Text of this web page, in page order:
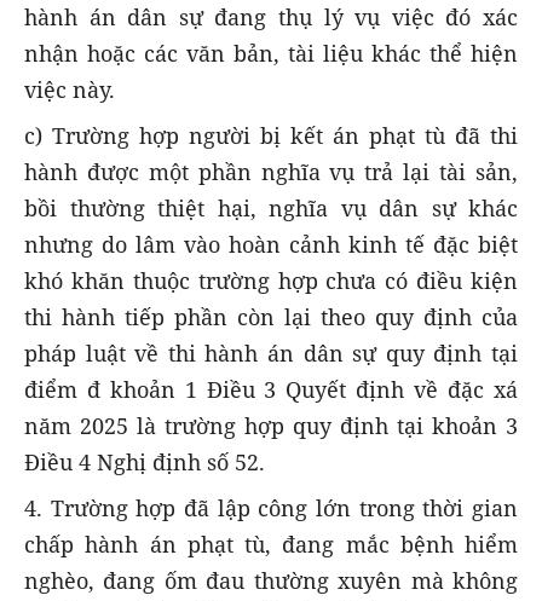
hành án dân sự đang thụ lý vụ việc đó xác
nhận hoặc các văn bản, tài liệu khác thể hiện
việc này.
c) Trường hợp người bị kết án phạt tù đã thi
hành được một phần nghĩa vụ trả lại tài sản,
bồi thường thiệt hại, nghĩa vụ dân sự khác
nhưng do lâm vào hoàn cảnh kinh tế đặc biệt
khó khăn thuộc trường hợp chưa có điều kiện
thi hành tiếp phần còn lại theo quy định của
pháp luật về thi hành án dân sự quy định tại
điểm đ khoản 1 Điều 3 Quyết định về đặc xá
năm 2025 là trường hợp quy định tại khoản 3
Điều 4 Nghị định số 52.
4. Trường hợp đã lập công lớn trong thời gian
chấp hành án phạt tù, đang mắc bệnh hiểm
nghèo, đang ốm đau thường xuyên mà không